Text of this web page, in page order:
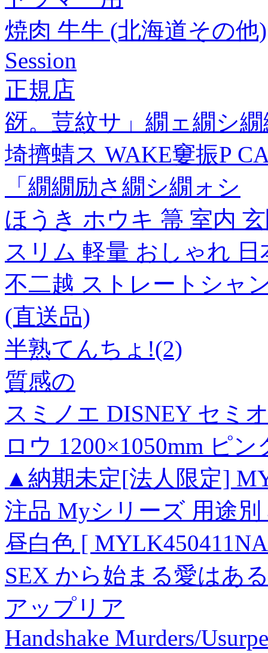
焼肉 牛牛 (北海道その他)
Session
正規店
谺。荳紋サ」繝ェ繝シ
埼擠蜻ス WAKE窶振P
「繝繝励さ繝シ繝ォシ
ほうき ホウキ 箒 室内
スリム 軽量 おしゃれ
不二越 ストレートシャ
(直送品)
半熟てんちょ!(2)
質感の
スミノエ DISNEY セミ
ロウ 1200×1050mm ピ
▲納期未定[法人限定]
注品 Myシリーズ 用途別
昼白色 [
SEX から始まる愛はあ
アップリア
Handshake Murders/